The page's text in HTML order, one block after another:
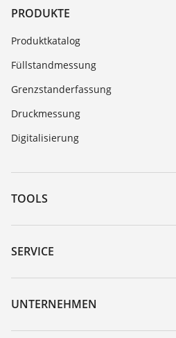
PRODUKTE
Produktkatalog
Füllstandmessung
Grenzstanderfassung
Druckmessung
Digitalisierung
TOOLS
Download-Center
Gerätesuche (Seriennummer)
DTM Collection/PACTware
SERVICE
Geräterücksendung
Trainings
UNTERNEHMEN
Karriere